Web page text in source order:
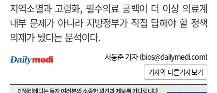
지역소멸과 고령화, 필수의료 공백이 더 이상 의료계
내부 문제가 아니라 지방정부가 직접 답해야 할 정책
의제가 됐다는 분석이다.
서동준 기자 (bios@dailymedi.com)
기자의 다른기사보기